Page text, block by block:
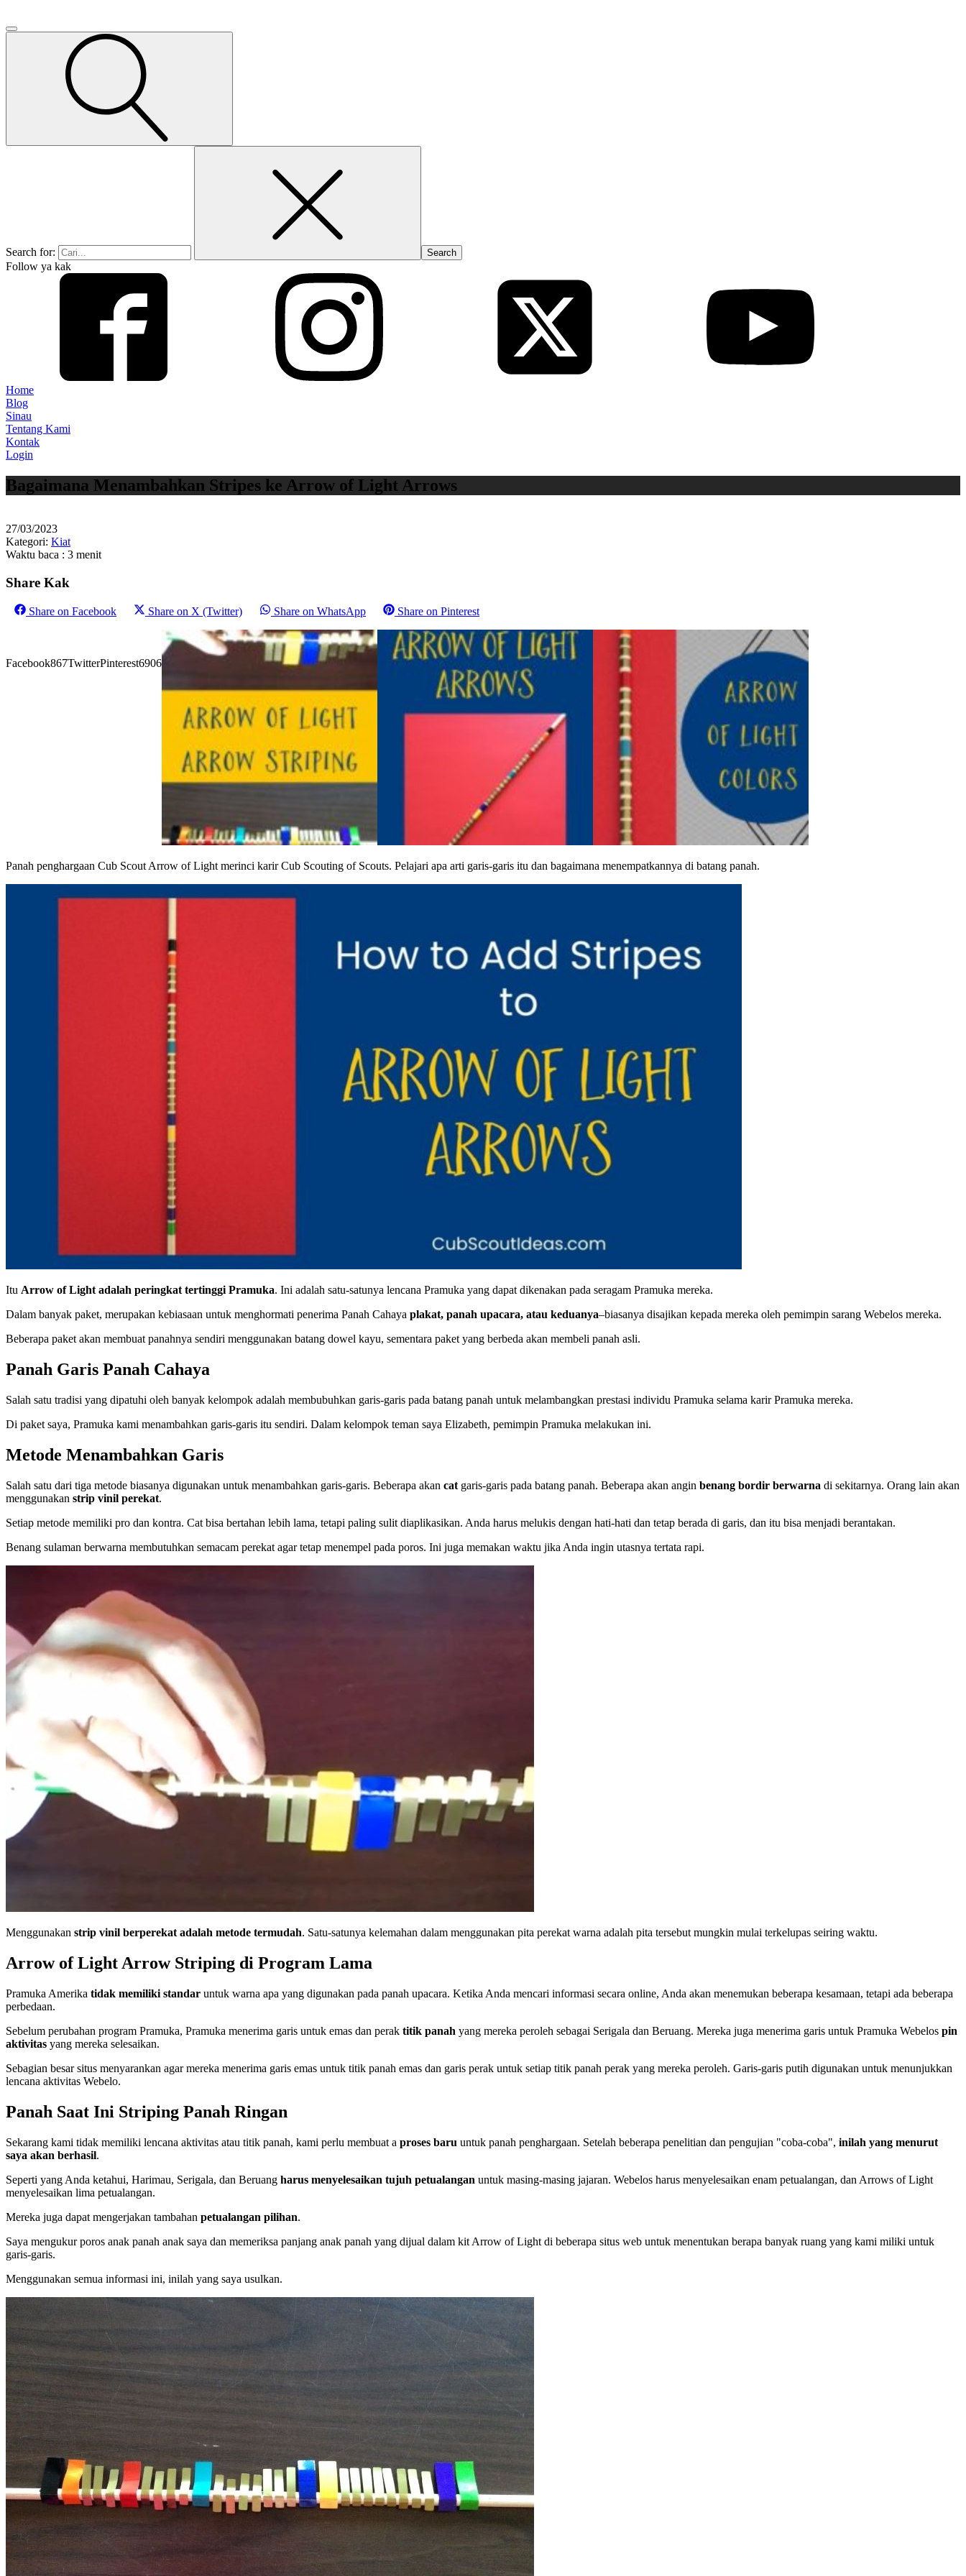
Search for:
Follow ya kak
Home
Blog
Sinau
Tentang Kami
Kontak
Login
Bagaimana Menambahkan Stripes ke Arrow of Light Arrows
27/03/2023
Kategori: Kiat
Waktu baca : 3 menit
Share Kak
Share on Facebook Share on X (Twitter) Share on WhatsApp Share on Pinterest
Facebook867TwitterPinterest6906
Panah penghargaan Cub Scout Arrow of Light merinci karir Cub Scouting of Scouts. Pelajari apa arti garis-garis itu dan bagaimana menempatkannya di batang panah.
Itu Arrow of Light adalah peringkat tertinggi Pramuka. Ini adalah satu-satunya lencana Pramuka yang dapat dikenakan pada seragam Pramuka mereka.
Dalam banyak paket, merupakan kebiasaan untuk menghormati penerima Panah Cahaya plakat, panah upacara, atau keduanya–biasanya disajikan kepada mereka oleh pemimpin sarang Webelos mereka.
Beberapa paket akan membuat panahnya sendiri menggunakan batang dowel kayu, sementara paket yang berbeda akan membeli panah asli.
Panah Garis Panah Cahaya
Salah satu tradisi yang dipatuhi oleh banyak kelompok adalah membubuhkan garis-garis pada batang panah untuk melambangkan prestasi individu Pramuka selama karir Pramuka mereka.
Di paket saya, Pramuka kami menambahkan garis-garis itu sendiri. Dalam kelompok teman saya Elizabeth, pemimpin Pramuka melakukan ini.
Metode Menambahkan Garis
Salah satu dari tiga metode biasanya digunakan untuk menambahkan garis-garis. Beberapa akan cat garis-garis pada batang panah. Beberapa akan angin benang bordir berwarna di sekitarnya. Orang lain akan
menggunakan strip vinil perekat.
Setiap metode memiliki pro dan kontra. Cat bisa bertahan lebih lama, tetapi paling sulit diaplikasikan. Anda harus melukis dengan hati-hati dan tetap berada di garis, dan itu bisa menjadi berantakan.
Benang sulaman berwarna membutuhkan semacam perekat agar tetap menempel pada poros. Ini juga memakan waktu jika Anda ingin utasnya tertata rapi.
Menggunakan strip vinil berperekat adalah metode termudah. Satu-satunya kelemahan dalam menggunakan pita perekat warna adalah pita tersebut mungkin mulai terkelupas seiring waktu.
Arrow of Light Arrow Striping di Program Lama
Pramuka Amerika tidak memiliki standar untuk warna apa yang digunakan pada panah upacara. Ketika Anda mencari informasi secara online, Anda akan menemukan beberapa kesamaan, tetapi ada beberapa
perbedaan.
Sebelum perubahan program Pramuka, Pramuka menerima garis untuk emas dan perak titik panah yang mereka peroleh sebagai Serigala dan Beruang. Mereka juga menerima garis untuk Pramuka Webelos pin
aktivitas yang mereka selesaikan.
Sebagian besar situs menyarankan agar mereka menerima garis emas untuk titik panah emas dan garis perak untuk setiap titik panah perak yang mereka peroleh. Garis-garis putih digunakan untuk menunjukkan
lencana aktivitas Webelo.
Panah Saat Ini Striping Panah Ringan
Sekarang kami tidak memiliki lencana aktivitas atau titik panah, kami perlu membuat a proses baru untuk panah penghargaan. Setelah beberapa penelitian dan pengujian "coba-coba", inilah yang menurut
saya akan berhasil.
Seperti yang Anda ketahui, Harimau, Serigala, dan Beruang harus menyelesaikan tujuh petualangan untuk masing-masing jajaran. Webelos harus menyelesaikan enam petualangan, dan Arrows of Light
menyelesaikan lima petualangan.
Mereka juga dapat mengerjakan tambahan petualangan pilihan.
Saya mengukur poros anak panah anak saya dan memeriksa panjang anak panah yang dijual dalam kit Arrow of Light di beberapa situs web untuk menentukan berapa banyak ruang yang kami miliki untuk
garis-garis.
Menggunakan semua informasi ini, inilah yang saya usulkan.